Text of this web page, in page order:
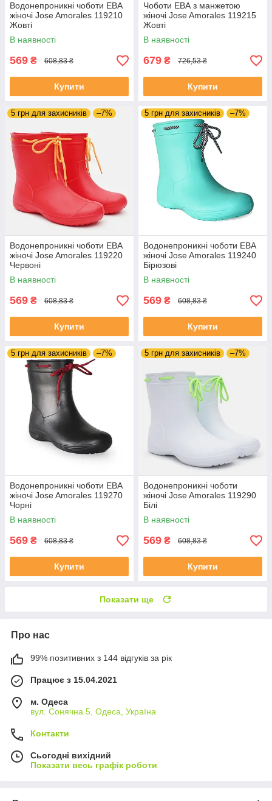
Водонепроникні чоботи ЕВА
жіночі Jose Amorales 119210
Жовті
В наявності
569 ₴ 608,83 ₴
Купити
Чоботи ЕВА з манжетою
жіночі Jose Amorales 119215
Жовті
В наявності
679 ₴ 726,53 ₴
Купити
5 грн для захисників –7%
Водонепроникні чоботи ЕВА
жіночі Jose Amorales 119220
Червоні
В наявності
569 ₴ 608,83 ₴
Купити
5 грн для захисників –7%
Водонепроникні чоботи ЕВА
жіночі Jose Amorales 119240
Бірюзові
В наявності
569 ₴ 608,83 ₴
Купити
5 грн для захисників –7%
Водонепроникні чоботи ЕВА
жіночі Jose Amorales 119270
Чорні
В наявності
569 ₴ 608,83 ₴
Купити
5 грн для захисників –7%
Водонепроникні чоботи
жіночі Jose Amorales 119290
Білі
В наявності
569 ₴ 608,83 ₴
Купити
Показати ще
Про нас
99% позитивних з 144 відгуків за рік
Працює з 15.04.2021
м. Одеса
вул. Сонячна 5, Одеса, Україна
Контакти
Сьогодні вихідний
Показати весь графік роботи